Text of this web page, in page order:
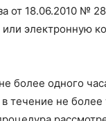
от 18.06.2010 №
электронную
более одного
течение не более